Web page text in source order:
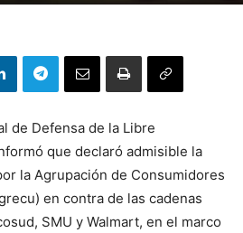
de Defensa de la Libre
que declaró admisible la
la Agrupación de Consumidores
en contra de las cadenas
SMU y Walmart, en el marco